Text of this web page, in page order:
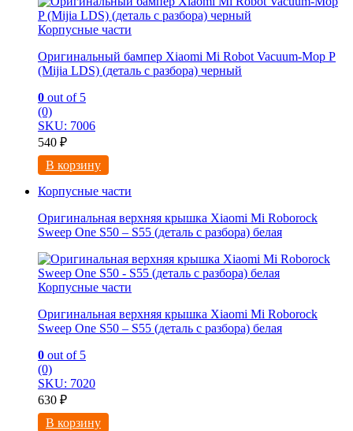
Корпусные части
Оригинальный бампер Xiaomi Mi Robot Vacuum-Mop P
(Mijia LDS) (деталь с разбора) черный
0 out of 5
(0)
SKU: 7006
540 ₽
В корзину
Корпусные части
Оригинальная верхняя крышка Xiaomi Mi Roborock
Sweep One S50 – S55 (деталь с разбора) белая
Корпусные части
Оригинальная верхняя крышка Xiaomi Mi Roborock
Sweep One S50 – S55 (деталь с разбора) белая
0 out of 5
(0)
SKU: 7020
630 ₽
В корзину